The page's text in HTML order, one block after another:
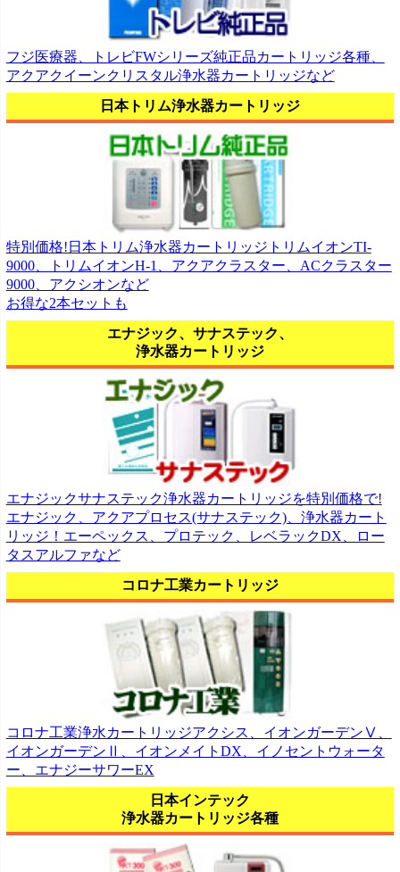
フジ医療器、トレビFWシリーズ純正品カートリッジ各種、
アクアクイーンクリスタル浄水器カートリッジなど
日本トリム浄水器カートリッジ
特別価格!日本トリム浄水器カートリッジトリムイオンTI-
9000、トリムイオンH-1、アクアクラスター、ACクラスター
9000、アクシオンなど
お得な2本セットも
エナジック、サナステック、
浄水器カートリッジ
エナジックサナステック浄水器カートリッジを特別価格で!
エナジック、アクアプロセス(サナステック)、浄水器カート
リッジ！エーペックス、プロテック、レベラックDX、ロー
タスアルファなど
コロナ工業カートリッジ
コロナ工業浄水カートリッジアクシス、イオンガーデンⅤ、
イオンガーデンⅡ、イオンメイトDX、イノセントウォータ
ー、エナジーサワーEX
日本インテック
浄水器カートリッジ各種